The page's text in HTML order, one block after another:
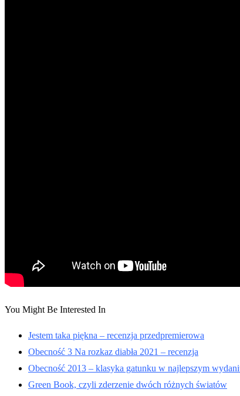
You Might Be Interested In
Jestem taka piękna – recenzja przedpremierowa
Obecność 3 Na rozkaz diabła 2021 – recenzja
Obecność 2013 – klasyka gatunku w najlepszym
Green Book, czyli zderzenie dwóch różnych światów